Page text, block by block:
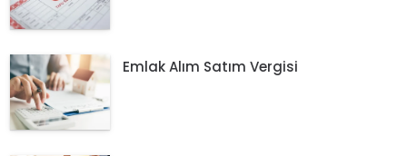
Emlak Alım Satım Vergisi